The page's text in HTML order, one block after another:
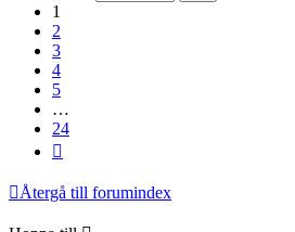
1
2
3
4
5
…
24
Återgå till forumindex